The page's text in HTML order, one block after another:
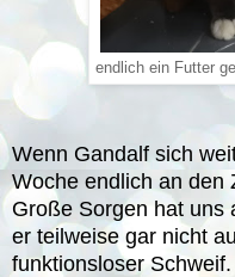
endlich ein Futter
Wenn Gandalf sich
Woche endlich an den
Große Sorgen hat uns
er teilweise gar nicht
funktionsloser